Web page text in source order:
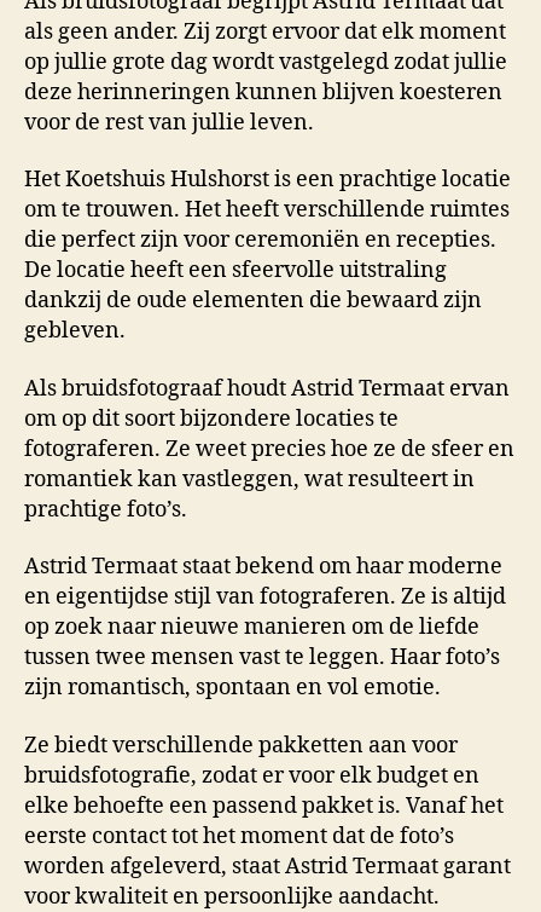
als geen ander. Zij zorgt ervoor dat elk moment
op jullie grote dag wordt vastgelegd zodat jullie
deze herinneringen kunnen blijven koesteren
voor de rest van jullie leven.
Het Koetshuis Hulshorst is een prachtige locatie
om te trouwen. Het heeft verschillende ruimtes
die perfect zijn voor ceremoniën en recepties.
De locatie heeft een sfeervolle uitstraling
dankzij de oude elementen die bewaard zijn
gebleven.
Als bruidsfotograaf houdt Astrid Termaat ervan
om op dit soort bijzondere locaties te
fotograferen. Ze weet precies hoe ze de sfeer en
romantiek kan vastleggen, wat resulteert in
prachtige foto’s.
Astrid Termaat staat bekend om haar moderne
en eigentijdse stijl van fotograferen. Ze is altijd
op zoek naar nieuwe manieren om de liefde
tussen twee mensen vast te leggen. Haar foto’s
zijn romantisch, spontaan en vol emotie.
Ze biedt verschillende pakketten aan voor
bruidsfotografie, zodat er voor elk budget en
elke behoefte een passend pakket is. Vanaf het
eerste contact tot het moment dat de foto’s
worden afgeleverd, staat Astrid Termaat garant
voor kwaliteit en persoonlijke aandacht.